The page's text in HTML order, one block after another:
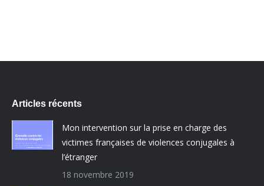
Articles récents
Mon intervention sur la prise en charge des
victimes françaises de violences conjugales à
l’étranger
18 novembre 2019